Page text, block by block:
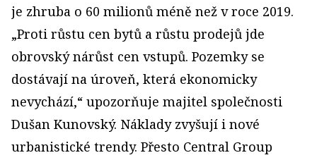
je zhruba o 60 milionů méně než v roce 2019.
„Proti růstu cen bytů a růstu prodejů jde
obrovský nárůst cen vstupů. Pozemky se
dostávají na úroveň, která ekonomicky
nevychází,“ upozorňuje majitel společnosti
Dušan Kunovský. Náklady zvyšují i nové
urbanistické trendy. Přesto Central Group